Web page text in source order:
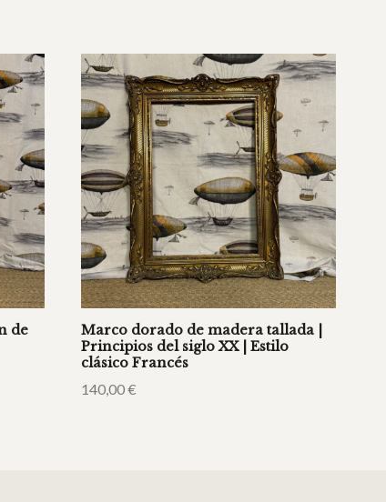
de
Marco dorado de madera tallada |
Principios del siglo XX | Estilo
clásico Francés
140,00€